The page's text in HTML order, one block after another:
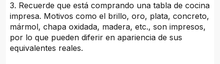
3. Recuerde que está comprando una tabla de cocina
impresa. Motivos como el brillo, oro, plata, concreto,
mármol, chapa oxidada, madera, etc., son impresos,
por lo que pueden diferir en apariencia de sus
equivalentes reales.